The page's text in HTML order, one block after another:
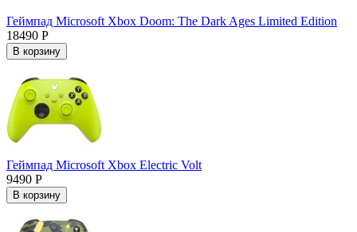
Геймпад Microsoft Xbox Doom: The Dark Ages Limited Edition
18490 Р
В корзину
Геймпад Microsoft Xbox Electric Volt
9490 Р
В корзину